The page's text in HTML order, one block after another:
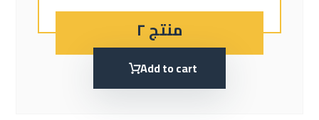
منتج ٢
Add to cart